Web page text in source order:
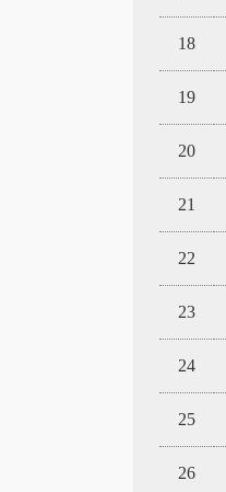
18
19
20
21
22
23
24
25
26